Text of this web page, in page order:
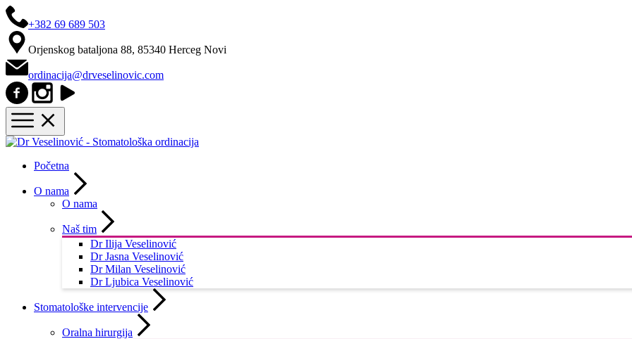
+382 69 689 503
Orjenskog bataljona 88, 85340 Herceg Novi
ordinacija@drveselinovic.com
Početna
O nama
O nama
Naš tim
Dr Ilija Veselinović
Dr Jasna Veselinović
Dr Milan Veselinović
Dr Ljubica Veselinović
Stomatološke intervencije
Oralna hirurgija